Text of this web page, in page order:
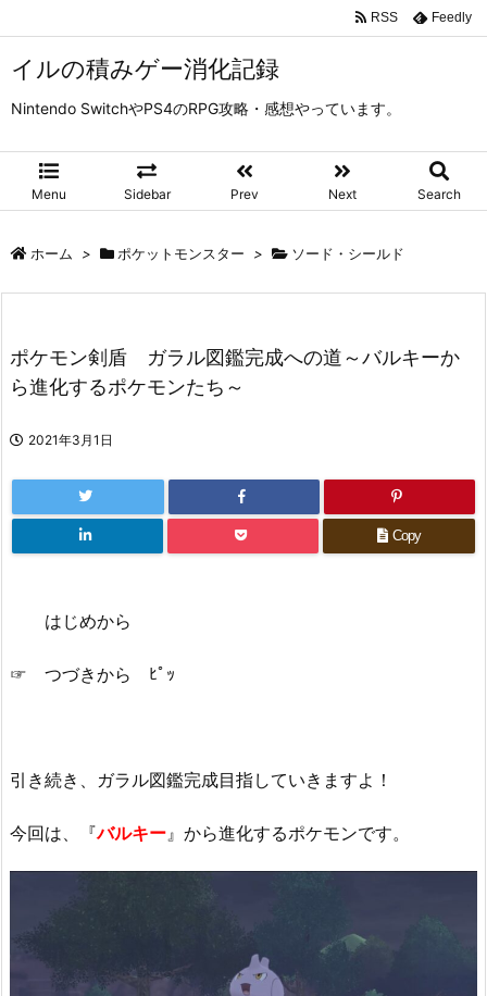
イルの積みゲー消化記録
Nintendo SwitchやPS4のRPG攻略・感想やっています。
Menu Sidebar Prev Next Search
RSS Feedly
ホーム > ポケットモンスター > ソード・シールド
ポケモン剣盾 ガラル図鑑完成への道～バルキーか
ら進化するポケモンたち～
2021年3月1日
Copy
はじめから
☞ つづきから ﾋﾟｯ
引き続き、ガラル図鑑完成目指していきますよ！
今回は、『バルキー』から進化するポケモンです。